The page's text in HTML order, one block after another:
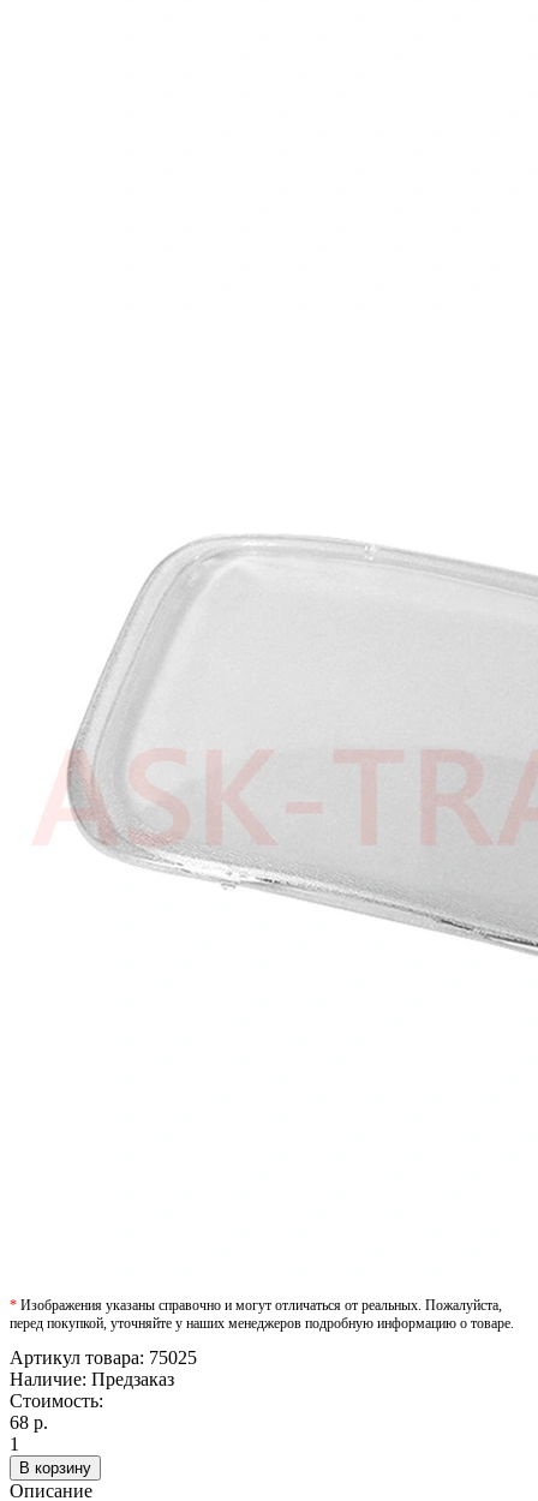
* Изображения указаны справочно и могут отличаться от реальных. Пожалуйста,
перед покупкой, уточняйте у наших менеджеров подробную информацию о товаре.
Артикул товара: 75025
Наличие: Предзаказ
Стоимость:
68 р.
1
В корзину
Описание